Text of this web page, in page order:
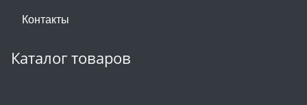
Контакты
Каталог товаров